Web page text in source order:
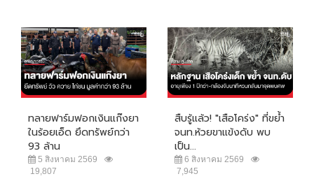
ทลายฟาร์มฟอกเงินแก๊งยา
ในร้อยเอ็ด ยึดทรัพย์กว่า
93 ล้าน
5 สิงหาคม 2569
19,807
สืบรู้แล้ว! "เสือโคร่ง" ที่ขย้ำ
จนท.ห้วยขาแข้งดับ พบ
เป็น...
6 สิงหาคม 2569
7,945